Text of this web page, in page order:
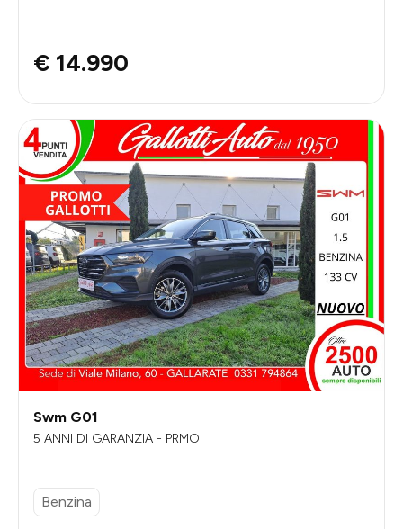
€ 14.990
Swm G01
5 ANNI DI GARANZIA - PRMO
Benzina